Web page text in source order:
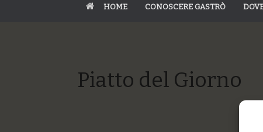
HOME CONOSCERE GASTRÒ
Piatto del Giorno